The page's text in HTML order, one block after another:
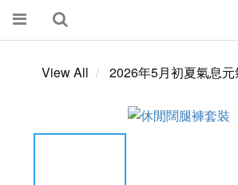
View All 2026年5月初夏氣息元